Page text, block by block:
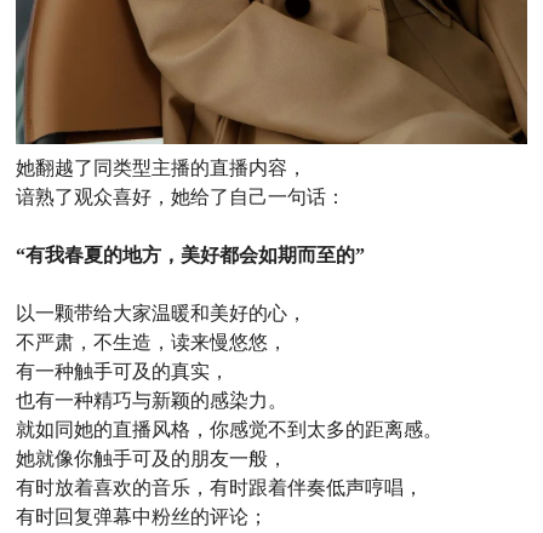
她翻越了同类型主播的直播内容，
谙熟了观众喜好，她给了自己一句话：
“有我春夏的地方，美好都会如期而至的”
以一颗带给大家温暖和美好的心，
不严肃，不生造，读来慢悠悠，
有一种触手可及的真实，
也有一种精巧与新颖的感染力。
就如同她的直播风格，你感觉不到太多的距离感。
她就像你触手可及的朋友一般，
有时放着喜欢的音乐，有时跟着伴奏低声哼唱，
有时回复弹幕中粉丝的评论；